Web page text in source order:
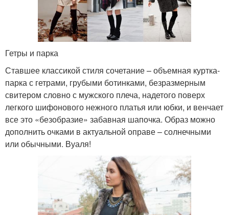
Гетры и парка
Ставшее классикой стиля сочетание – объемная куртка-
парка с гетрами, грубыми ботинками, безразмерным
свитером словно с мужского плеча, надетого поверх
легкого шифонового нежного платья или юбки, и венчает
все это «безобразие» забавная шапочка. Образ можно
дополнить очками в актуальной оправе – солнечными
или обычными. Вуаля!